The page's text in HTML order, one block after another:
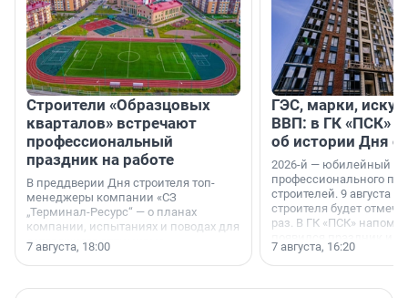
Строители «Образцовых
кварталов» встречают
профессиональный
праздник на работе
В преддверии Дня строителя топ-
менеджеры компании «СЗ
„Терминал-Ресурс“ — о планах
компании, испытаниях и поводах для
осторожного оптимизма.
7 августа, 18:00
ГЭС, марки,
ВВП: в ГК «ПСК»
об истории Дня
2026-й — юбилейный
профессионального
строителей. 9 августа
строителя будет
раз. В ГК «ПСК»
поменялась роль
7 августа, 16:20